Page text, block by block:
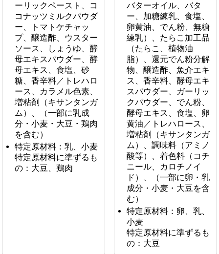
ーリックペースト、コ
コナッツミルクパウダ
ー、トマトケチャッ
プ、醸造酢、ウスター
ソース、しょうゆ、酵
母エキスパウダー、酵
母エキス、食塩、砂
糖、香辛料／トレハロ
ース、カラメル色素、
増粘剤（キサンタンガ
ム）、（一部に乳成
分・小麦・大豆・鶏肉
を含む）
特定原材料：乳、小麦
特定原材料に準ずるも
の：大豆、鶏肉
バターオイル、バタ
ー、加糖練乳、食塩、
卵黄油、でん粉、無糖
練乳）、たらこ加工品
（たらこ、植物油
脂）、還元でん粉分解
物、醸造酢、魚介エキ
ス、香辛料、酵母エキ
スパウダー、ガーリッ
クパウダー、でん粉、
酵母エキス、食塩、卵
黄油／トレハロース、
増粘剤（キサンタンガ
ム）、調味料（アミノ
酸等）、着色料（コチ
ニール、カロチノイ
ド）、（一部に卵・乳
成分・小麦・大豆を含
む）
特定原材料：卵、乳、
小麦
特定原材料に準ずるも
の：大豆